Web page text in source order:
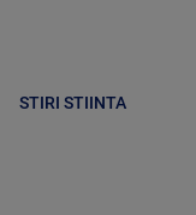
STIRI STIINTA